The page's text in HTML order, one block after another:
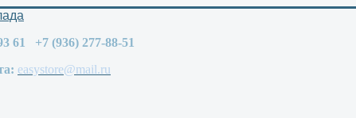
61 +7 (936) 277-88-51
easystore@mail.ru